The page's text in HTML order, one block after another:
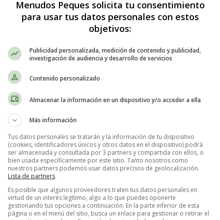
cremosos con espinacas -
Menudos Peques solicita tu consentimiento
para usar tus datos personales con estos
objetivos:
Publicidad personalizada, medición de contenido y publicidad,
investigación de audiencia y desarrollo de servicios
Contenido personalizado
Almacenar la información en un dispositivo y/o acceder a ella
Más información
Tus datos personales se tratarán y la información de tu dispositivo
(cookies, identificadores únicos y otros datos en el dispositivo) podrá
ser almacenada y consultada por 3 partners y compartida con ellos, o
bien usada específicamente por este sitio. Tanto nosotros como
nuestros partners podemos usar datos precisos de geolocalización.
Lista de partners.
Es posible que algunos proveedores traten tus datos personales en
virtud de un interés legítimo, algo a lo que puedes oponerte
gestionando tus opciones a continuación. En la parte inferior de esta
página o en el menú del sitio, busca un enlace para gestionar o retirar el